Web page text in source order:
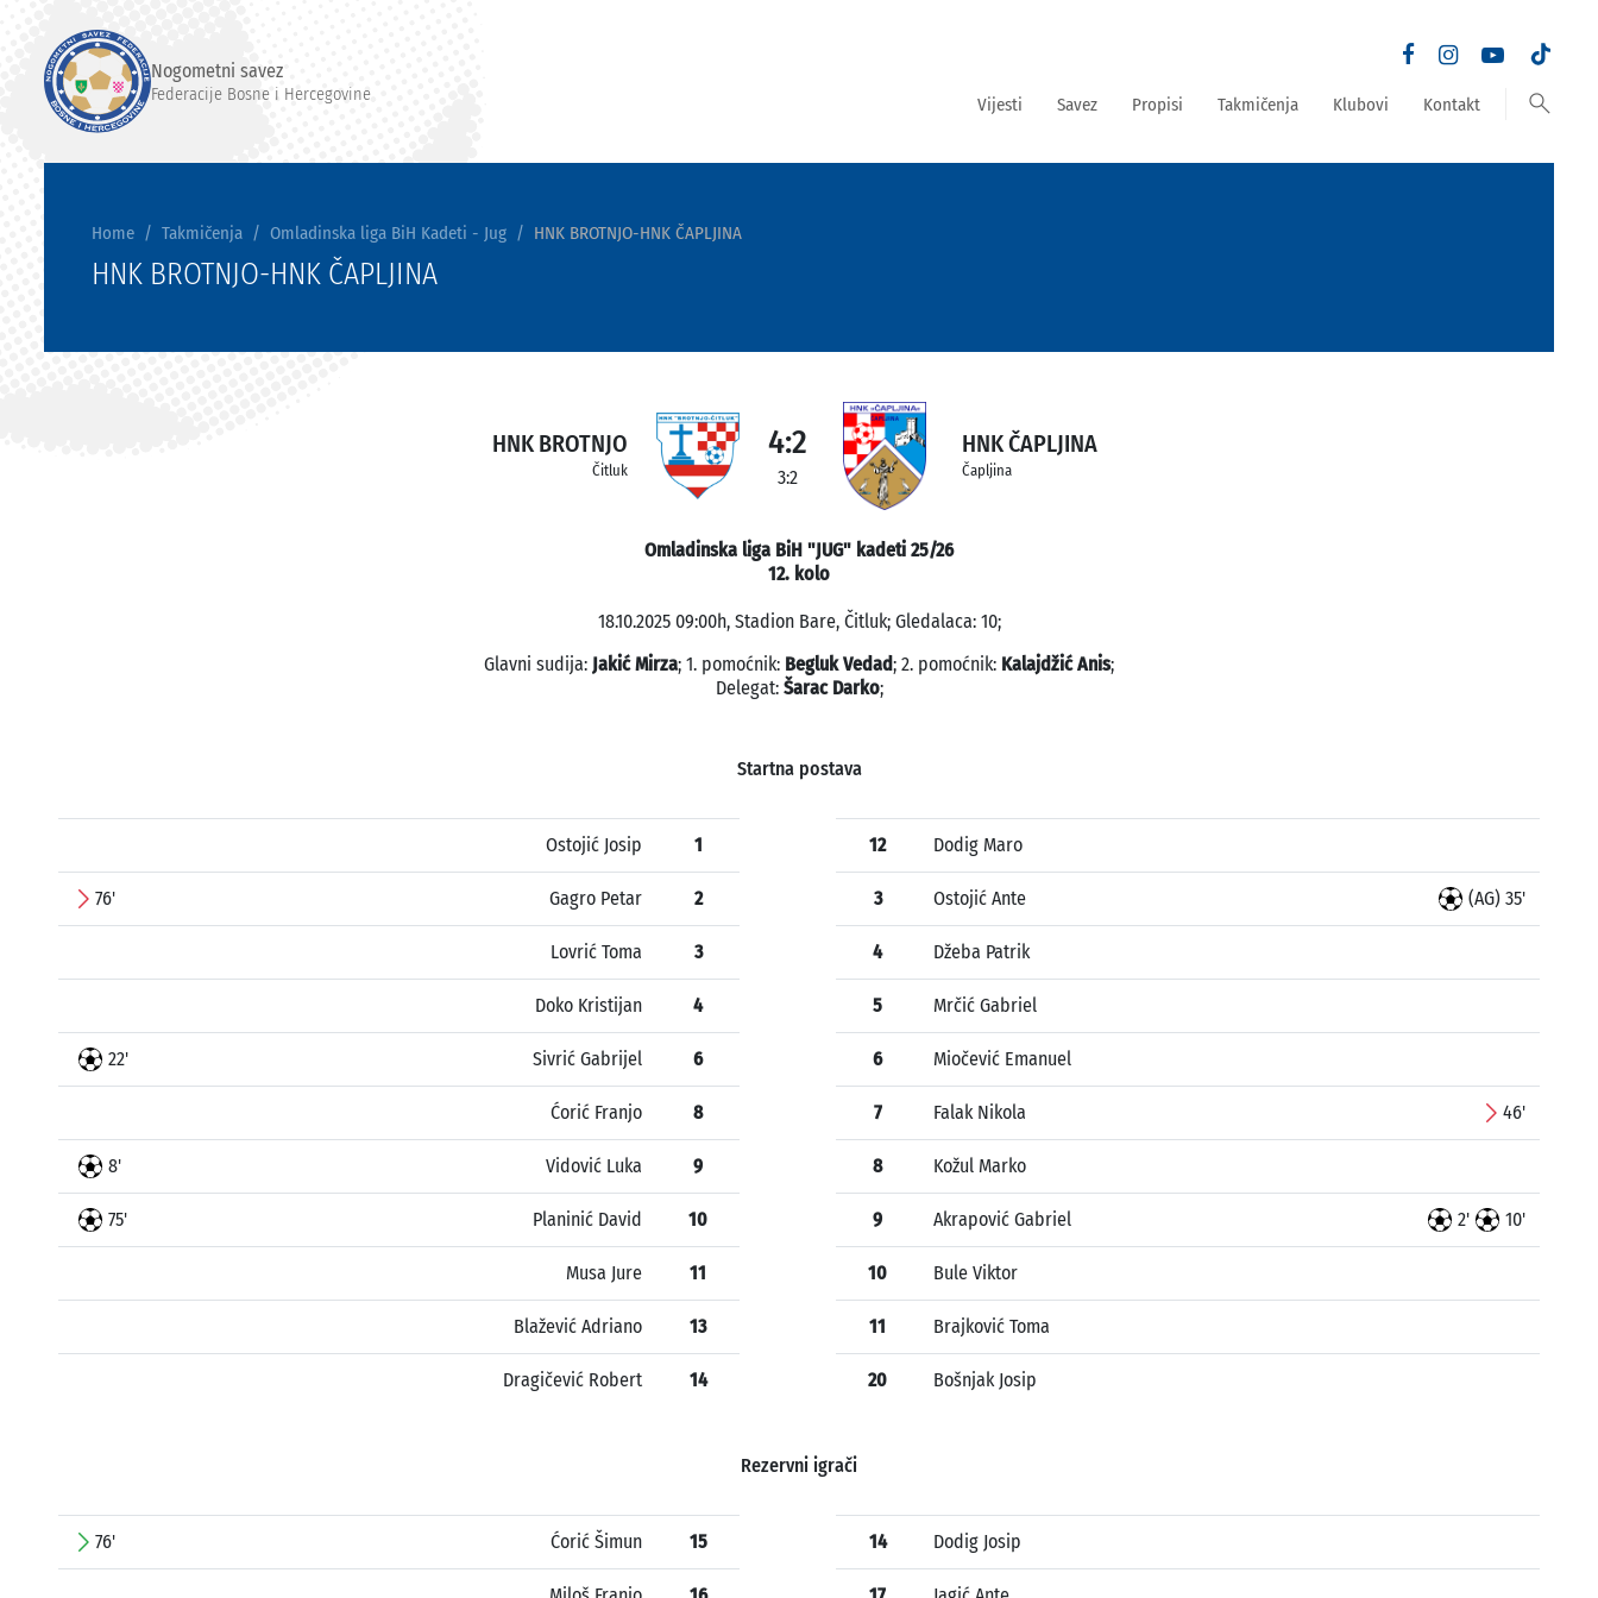
Nogometni savez
Federacije Bosne i Hercegovine Vijesti Savez Propisi Takmičenja Klubovi Kontakt search
Home Takmičenja Omladinska liga BiH Kadeti - Jug HNK BROTNJO-HNK ČAPLJINA
HNK BROTNJO-HNK ČAPLJINA
HNK BROTNJO
Čitluk
4:2
3:2
HNK ČAPLJINA
Čapljina
Omladinska liga BiH "JUG" kadeti 25/26
12. kolo
18.10.2025 09:00h, Stadion Bare, Čitluk; Gledalaca: 10;
Glavni sudija: Jakić Mirza; 1. pomoćnik: Begluk Vedad; 2. pomoćnik: Kalajdžić Anis;
Delegat: Šarac Darko;
Startna postava
Ostojić Josip 1
76' Gagro Petar 2
Lovrić Toma 3
Doko Kristijan 4
22' Sivrić Gabrijel 6
Ćorić Franjo 8
8' Vidović Luka 9
75' Planinić David 10
Musa Jure 11
Blažević Adriano 13
Dragičević Robert 14
12 Dodig Maro
3 Ostojić Ante (AG) 35'
4 Džeba Patrik
5 Mrčić Gabriel
6 Miočević Emanuel
7 Falak Nikola 46'
8 Kožul Marko
9 Akrapović Gabriel 2' 10'
10 Bule Viktor
11 Brajković Toma
20 Bošnjak Josip
Rezervni igrači
76' Ćorić Šimun 15 14 Dodig Josip